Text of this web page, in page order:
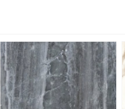
ốp lát giá rẻ tại Quảng